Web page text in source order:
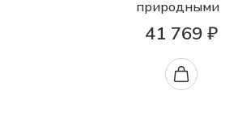
природными
41 769 ₽